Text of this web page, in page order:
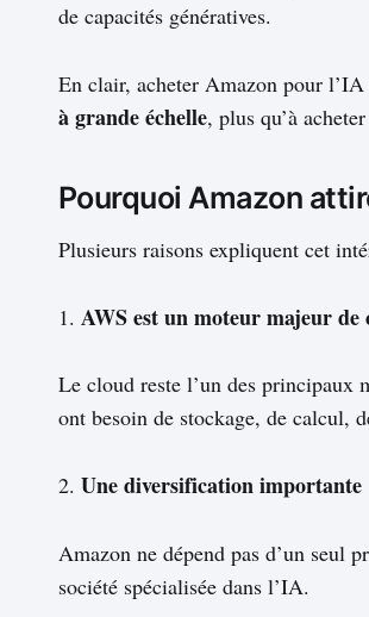
de capacités génératives.
En clair, acheter Amazon pour
à grande échelle, plus qu’à
Pourquoi Amazon
Plusieurs raisons expliquent cet
1. AWS est un moteur majeur de
Le cloud reste l’un des principaux
ont besoin de stockage, de calcul,
2. Une diversification importante
Amazon ne dépend pas d’un seul
société spécialisée dans l’IA.